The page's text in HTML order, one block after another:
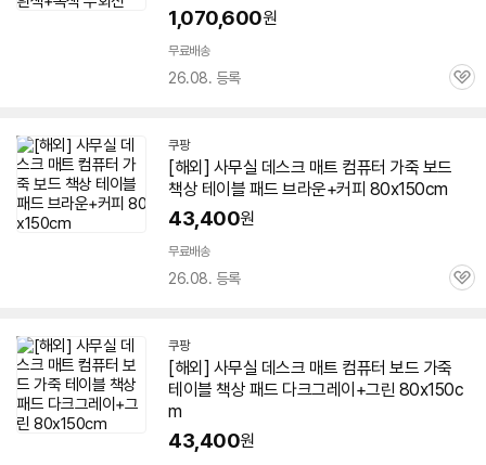
1,070,600원
무료배송
26.08. 등록
관
쿠팡
[해외] 사무실 데스크 매트 컴퓨터 가죽 보드
책상 테이블 패드 브라운+커피 80x150cm
43,400원
무료배송
26.08. 등록
관
쿠팡
[해외] 사무실 데스크 매트 컴퓨터 보드 가죽
테이블 책상 패드 다크그레이+그린 80x150c
m
43,400원